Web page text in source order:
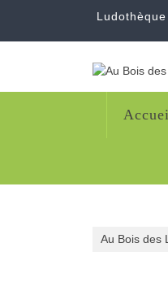
content
Au Bois des